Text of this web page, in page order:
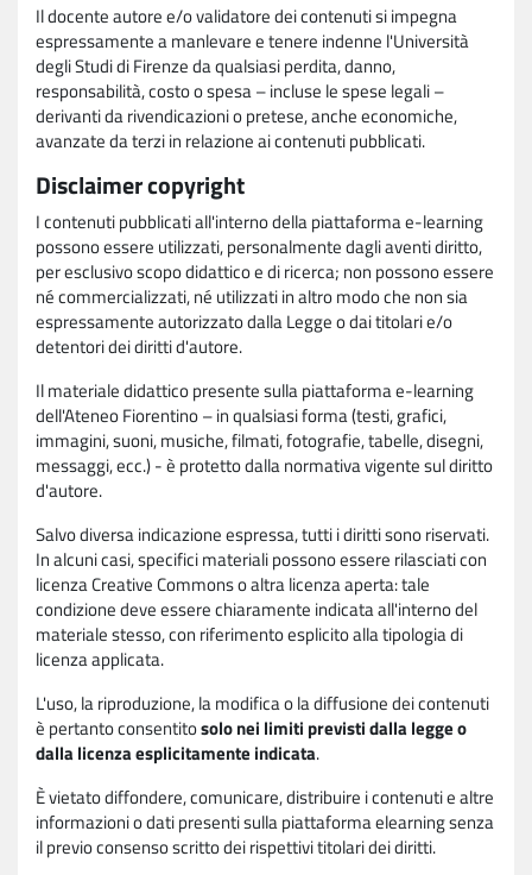
Il docente autore e/o validatore dei contenuti si impegna
espressamente a manlevare e tenere indenne l'Università
degli Studi di Firenze da qualsiasi perdita, danno,
responsabilità, costo o spesa – incluse le spese legali –
derivanti da rivendicazioni o pretese, anche economiche,
avanzate da terzi in relazione ai contenuti pubblicati.
Disclaimer copyright
I contenuti pubblicati all'interno della piattaforma e-learning
possono essere utilizzati, personalmente dagli aventi diritto,
per esclusivo scopo didattico e di ricerca; non possono essere
né commercializzati, né utilizzati in altro modo che non sia
espressamente autorizzato dalla Legge o dai titolari e/o
detentori dei diritti d'autore.
Il materiale didattico presente sulla piattaforma e-learning
dell'Ateneo Fiorentino – in qualsiasi forma (testi, grafici,
immagini, suoni, musiche, filmati, fotografie, tabelle, disegni,
messaggi, ecc.) - è protetto dalla normativa vigente sul diritto
d'autore.
Salvo diversa indicazione espressa, tutti i diritti sono riservati.
In alcuni casi, specifici materiali possono essere rilasciati con
licenza Creative Commons o altra licenza aperta: tale
condizione deve essere chiaramente indicata all'interno del
materiale stesso, con riferimento esplicito alla tipologia di
licenza applicata.
L'uso, la riproduzione, la modifica o la diffusione dei contenuti
è pertanto consentitosolo nei limiti previsti dalla legge o
dalla licenza esplicitamente indicata.
È vietato diffondere, comunicare, distribuire i contenuti e altre
informazioni o dati presenti sulla piattaforma elearning senza
il previo consenso scritto dei rispettivi titolari dei diritti.